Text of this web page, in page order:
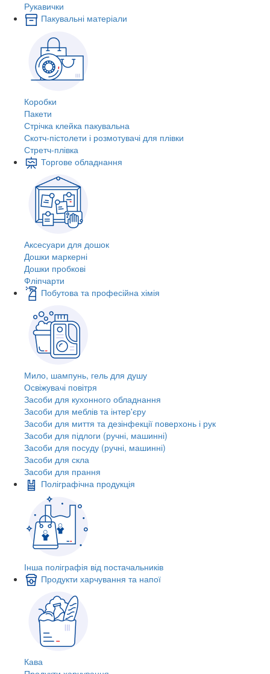
Рукавички
Пакувальні матеріали
Коробки
Пакети
Стрічка клейка пакувальна
Скотч-пістолети і розмотувачі для плівки
Стретч-плівка
Торгове обладнання
Аксесуари для дошок
Дошки маркерні
Дошки пробкові
Фліпчарти
Побутова та професійна хімія
Мило, шампунь, гель для душу
Освіжувачі повітря
Засоби для кухонного обладнання
Засоби для меблів та інтер'єру
Засоби для миття та дезінфекції поверхонь і рук
Засоби для підлоги (ручні, машинні)
Засоби для посуду (ручні, машинні)
Засоби для скла
Засоби для прання
Поліграфічна продукція
Інша поліграфія від постачальників
Продукти харчування та напої
Кава